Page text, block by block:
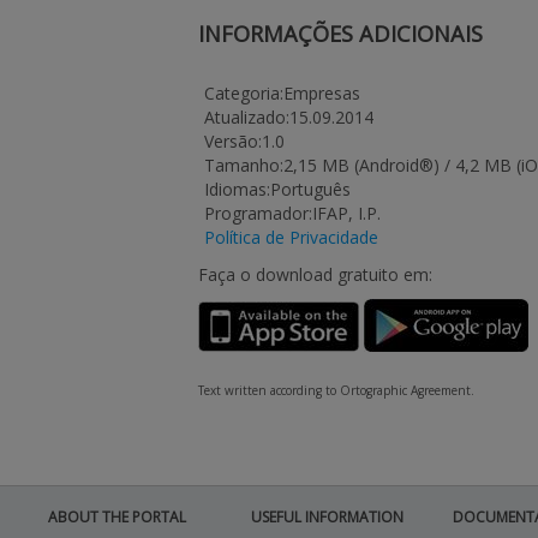
INFORMAÇÕES ADICIONAIS
Categoria:Empresas
Atualizado:15.09.2014
Versão:1.0
Tamanho:2,15 MB (Android®) / 4,2 MB
Idiomas:Português
Programador:IFAP, I.P.
Política de Privacidade
Faça o download gratuito em:
Text written according to Ortographic Agreement.
ABOUT THE PORTAL USEFUL INFORMATION